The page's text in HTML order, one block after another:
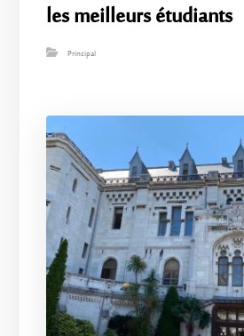
les meilleurs étudiants
Principal